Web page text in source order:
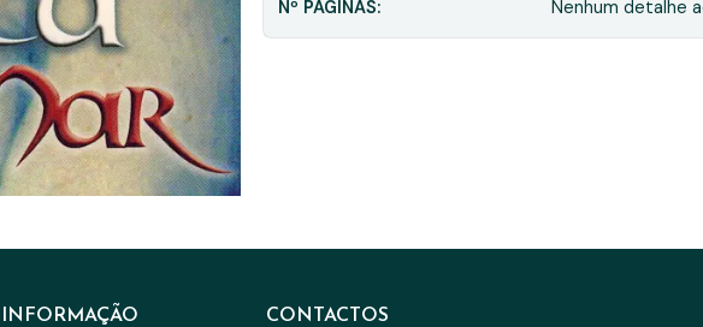
Nº PÁGINAS: Nenhum detalhe
INFORMAÇÃO CONTACTOS